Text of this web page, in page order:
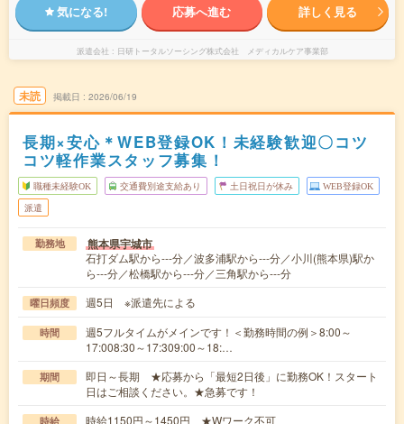
気になる! 応募へ進む 詳しく見る
派遣会社 日研トータルソーシング株式会社 メディカルケア事業部
未読 掲載日 2026/06/19
長期×安心＊WEB登録OK！未経験歓迎〇コツ
コツ軽作業スタッフ募集！
職種未経験OK 交通費別途支給あり 土日祝日が休み WEB登録OK
派遣
勤務地 熊本県宇城市
石打ダム駅から---分／波多浦駅から---分／小川(熊本県)駅か
ら---分／松橋駅から---分／三角駅から---分
曜日頻度 週5日 ※派遣先による
時間
週5フルタイムがメインです！＜勤務時間の例＞8:00～
17:008:30～17:309:00～18:…
期間
即日～長期 ★応募から「最短2日後」に勤務OK！スタート
日はご相談ください。★急募です！
時給 時給1150円～1450円 ★Wワーク不可